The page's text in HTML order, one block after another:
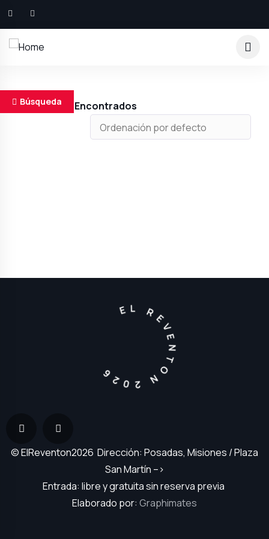
Búsqueda
Resultados Encontrados
EL REVENTON 2026
© ElReventon2026 Dirección: Posadas, Misiones / Plaza
San Martín –>
Entrada: libre y gratuita sin reserva previa
Elaborado por: Graphimates